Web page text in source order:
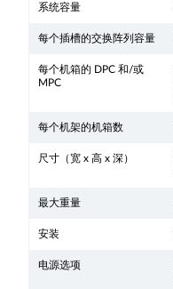
系统容量
每个插槽的交换阵列容量
每个机箱的 DPC 和/或
MPC
每个机架的机箱数
尺寸（宽 x 高 x 深）
最大重量
安装
电源选项